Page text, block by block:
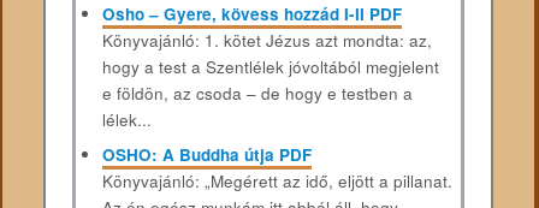
Osho – Gyere, kövess hozzád I-II PDF
Könyvajánló: 1. kötet Jézus azt mondta: az,
hogy a test a Szentlélek jóvoltából megjelent
e földön, az csoda – de hogy e testben a
lélek...
OSHO: A Buddha útja PDF
Könyvajánló: „Megérett az idő, eljött a pillanat.